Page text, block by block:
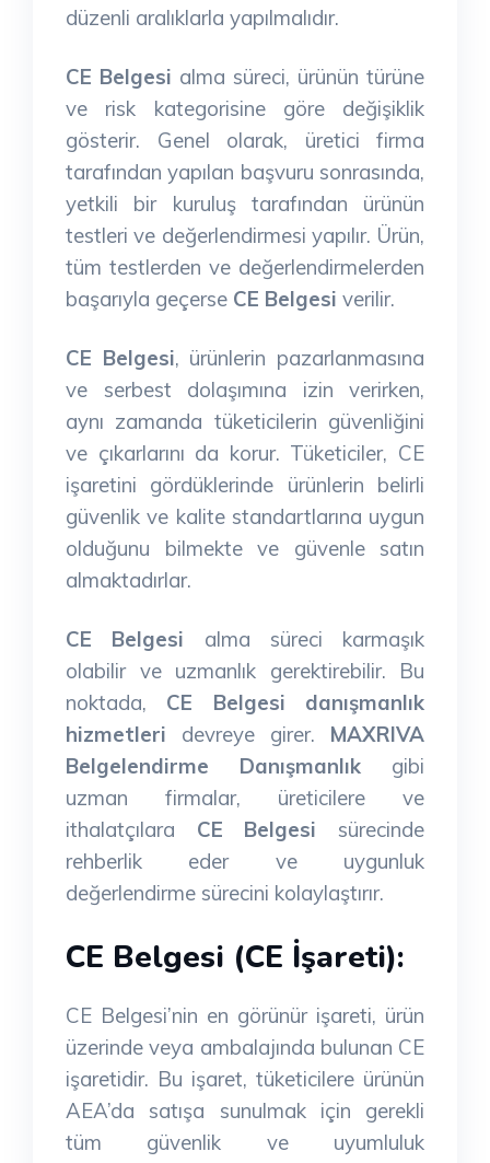
düzenli aralıklarla yapılmalıdır.
CE Belgesi alma süreci, ürünün türüne
ve risk kategorisine göre değişiklik
gösterir. Genel olarak, üretici firma
tarafından yapılan başvuru sonrasında,
yetkili bir kuruluş tarafından ürünün
testleri ve değerlendirmesi yapılır. Ürün,
tüm testlerden ve değerlendirmelerden
başarıyla geçerse CE Belgesi verilir.
CE Belgesi, ürünlerin pazarlanmasına
ve serbest dolaşımına izin verirken,
aynı zamanda tüketicilerin güvenliğini
ve çıkarlarını da korur. Tüketiciler, CE
işaretini gördüklerinde ürünlerin belirli
güvenlik ve kalite standartlarına uygun
olduğunu bilmekte ve güvenle satın
almaktadırlar.
CE Belgesi alma süreci karmaşık
olabilir ve uzmanlık gerektirebilir. Bu
noktada, CE Belgesi danışmanlık
hizmetleri devreye girer. MAXRIVA
Belgelendirme Danışmanlık gibi
uzman firmalar, üreticilere ve
ithalatçılara CE Belgesi sürecinde
rehberlik eder ve uygunluk
değerlendirme sürecini kolaylaştırır.
CE Belgesi (CE İşareti):
CE Belgesi’nin en görünür işareti, ürün
üzerinde veya ambalajında bulunan CE
işaretidir. Bu işaret, tüketicilere ürünün
AEA’da satışa sunulmak için gerekli
tüm güvenlik ve uyumluluk